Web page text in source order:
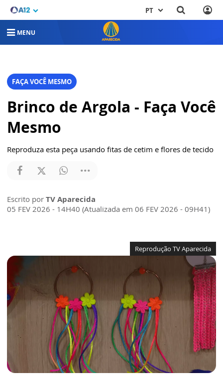
PT
MENU
FAÇA VOCÊ MESMO
Brinco de Argola - Faça Você
Mesmo
Reproduza esta peça usando fitas de cetim e flores de tecido
Escrito por TV Aparecida
05 FEV 2026 - 14H40 (Atualizada em 06 FEV 2026 - 09H41)
Reprodução TV Aparecida